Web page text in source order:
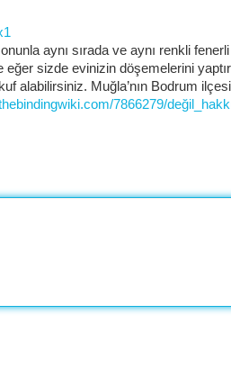
aynı sırada ve aynı renkli
eğer sizde evinizin döşemelerini
alabilirsiniz. Muğla’nın Bodrum
7866279/